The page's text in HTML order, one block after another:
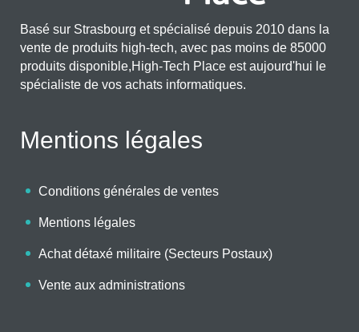
Basé sur Strasbourg et spécialisé depuis 2010 dans la
vente de produits high-tech, avec pas moins de 85000
produits disponible,High-Tech Place est aujourd'hui le
spécialiste de vos achats informatiques.
Mentions légales
Conditions générales de ventes
Mentions légales
Achat détaxé militaire (Secteurs Postaux)
Vente aux administrations